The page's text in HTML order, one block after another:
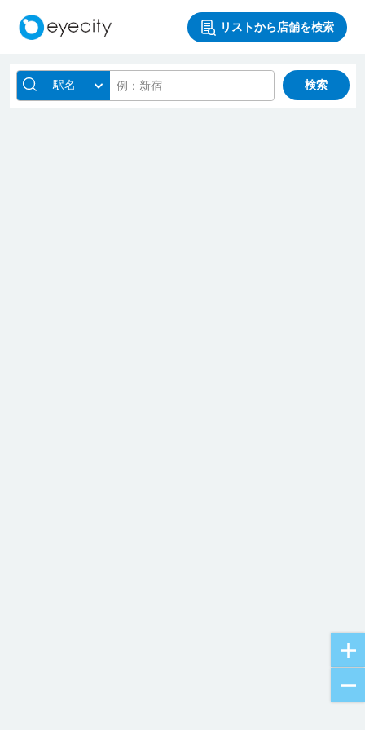
リストから店舗を検索
駅名 検索